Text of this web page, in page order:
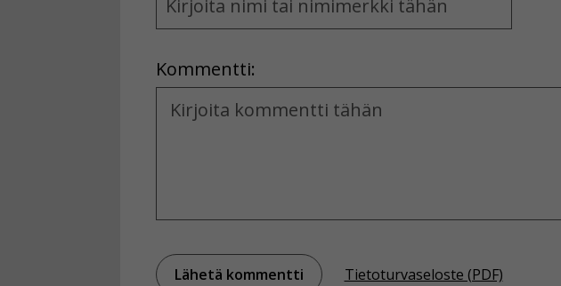
and
Kommentti:
Kommentti
Tietoturvaseloste (PDF)